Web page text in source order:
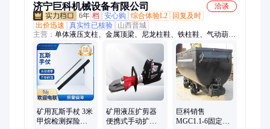
济宁巨科机械设备有限公司
洽谈
6年 档 安心购 综合体验L2
回复及时
出价迅速
真实性已核验
山西晋城
主营： 单体液压支柱、金属顶梁、尼龙柱鞋、铁柱鞋、气动葫
芦、除铁器、防跑车装置、玻璃钢支柱、锚杆、U型钢支架、隔
爆水袋、电缆挂钩、道岔、马丽散、无压风门、防水密闭门、避
难硐室门、防火栅栏门、风筒、圆环链、三环链、连接环、阻车
器、矿车、平板车
矿用瓦斯手杖 3米
甲烷检测探险辊
矿用液压扩剪器
便携式手动扩张
巨科销售
MGC1.1-6固定车